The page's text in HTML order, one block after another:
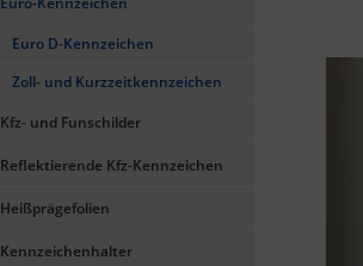
Euro D-Kennzeichen
Zoll- und Kurzzeitkennzeichen
Kfz- und Funschilder
Reflektierende Kfz-Kennzeichen
Heißprägefolien
Kennzeichenhalter